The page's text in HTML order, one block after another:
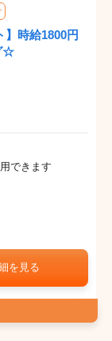
】時給1800円
☆
できます
を見る